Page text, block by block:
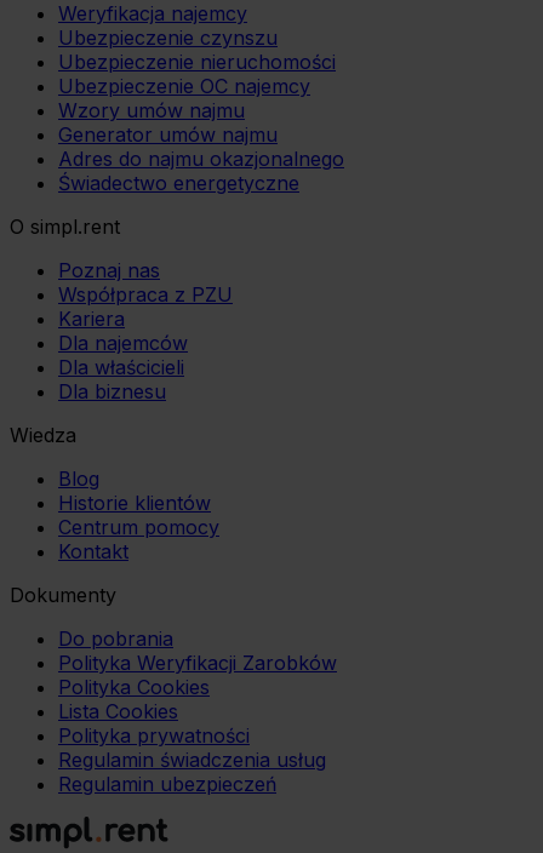
Weryfikacja najemcy
Ubezpieczenie czynszu
Ubezpieczenie nieruchomości
Ubezpieczenie OC najemcy
Wzory umów najmu
Generator umów najmu
Adres do najmu okazjonalnego
Świadectwo energetyczne
O simpl.rent
Poznaj nas
Współpraca z PZU
Kariera
Dla najemców
Dla właścicieli
Dla biznesu
Wiedza
Blog
Historie klientów
Centrum pomocy
Kontakt
Dokumenty
Do pobrania
Polityka Weryfikacji Zarobków
Polityka Cookies
Lista Cookies
Polityka prywatności
Regulamin świadczenia usług
Regulamin ubezpieczeń